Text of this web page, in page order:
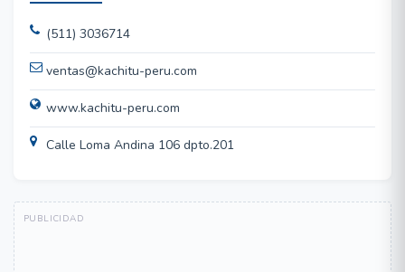
(511) 3036714
ventas@kachitu-peru.com
www.kachitu-peru.com
Calle Loma Andina 106 dpto.201